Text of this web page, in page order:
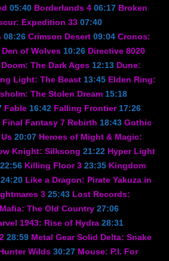
05:40 Borderlands 4 06:17 Broken
Expedition 33 07:40
08:26 Crimson Desert 09:04 Cronos:
Den of Wolves 10:26 Directive 8020
Doom: The Dark Ages 12:13 Dune:
Light: The Beast 13:45 Elden Ring:
The Stolen Dream 15:18
Fable 16:42 Falling Frontier 17:26
Final Fantasy 7 Rebirth 18:43 Gothic
20:07 Heroes of Might & Magic:
Knight: Silksong 21:22 Hyper Light
22:56 Killing Floor 3 23:35 Kingdom
24:20 Like a Dragon: Pirate Yakuza in
3 25:43 Lost Records:
Mafia: The Old Country 27:06
1943: Rise of Hydra 28:31
28:59 Metal Gear Solid Delta: Snake
Wilds 30:27 Mouse: P.I. For